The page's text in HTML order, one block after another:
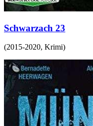
Schwarzach 23
(2015-2020, Krimi)